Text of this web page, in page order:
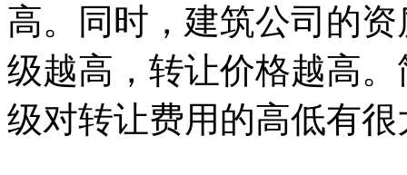
高。同时，建筑公司的
级越高，转让价格越高
级对转让费用的高低有